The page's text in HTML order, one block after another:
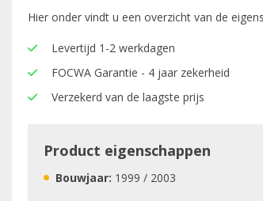
Hier onder vindt u een overzicht van de
Levertijd 1-2 werkdagen
FOCWA Garantie - 4 jaar zekerheid
Verzekerd van de laagste prijs
Product eigenschappen
Bouwjaar: 1999 / 2003